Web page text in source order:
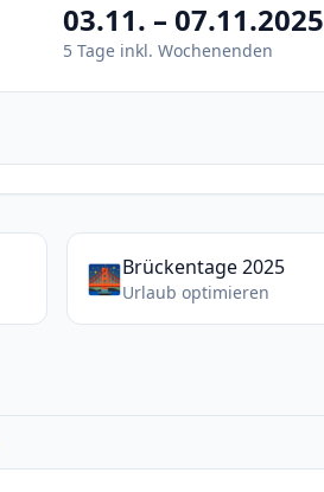
03.11. – 07.11.2025
5 Tage inkl. Wochenenden
🌉Brückentage 2025
Urlaub optimieren